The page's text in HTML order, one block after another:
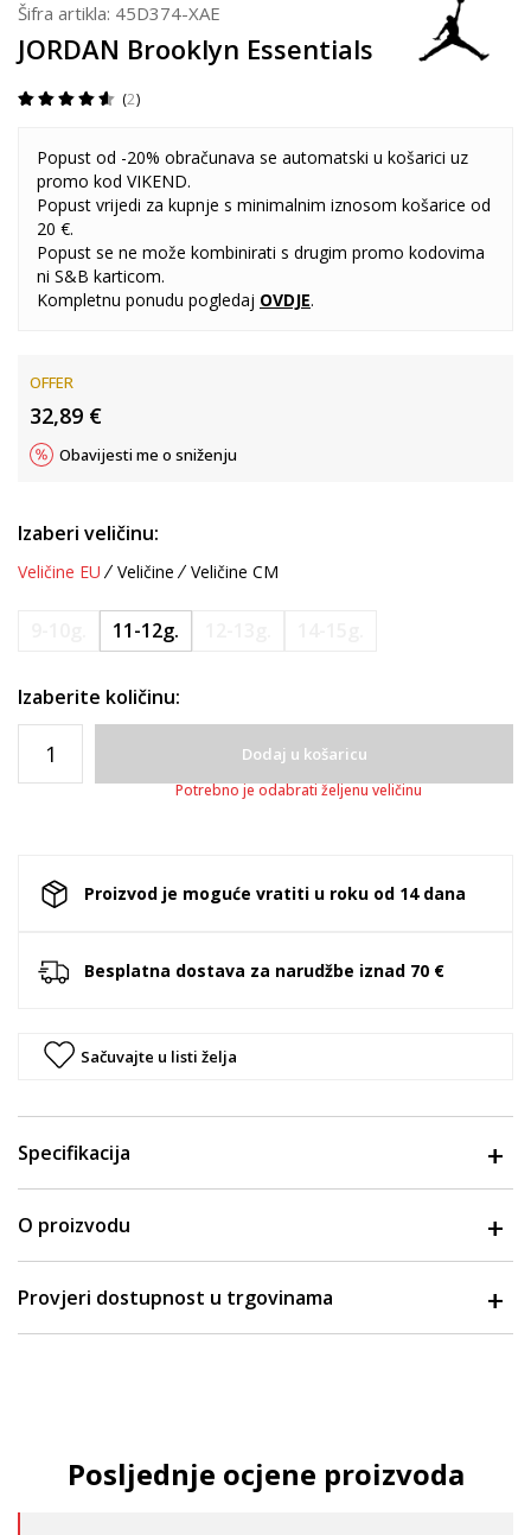
Šifra artikla: 45D374-XAE
JORDAN Brooklyn Essentials
2
Popust od -20% obračunava se automatski u košarici uz
promo kod VIKEND.
Popust vrijedi za kupnje s minimalnim iznosom košarice od
20 €.
Popust se ne može kombinirati s drugim promo kodovima
ni S&B karticom.
Kompletnu ponudu pogledaj OVDJE.
OFFER
32,89 €
Obavijesti me o sniženju
Izaberi veličinu:
Veličine EU Veličine Veličine CM
11-12g.
Izaberite količinu:
Dodaj u košaricu
Potrebno je odabrati željenu veličinu
Proizvod je moguće vratiti u roku od 14 dana
Besplatna dostava za narudžbe iznad 70 €
Sačuvajte u listi želja
Specifikacija
O proizvodu
Provjeri dostupnost u trgovinama
Posljednje ocjene proizvoda